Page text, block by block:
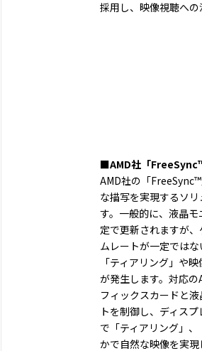
採用し、映像視聴への
■AMD社「
AMD社の「
な描写を実現するソ
す。一般的に、液晶
定で更新されますが
ムレートが一定では
「ティアリング」や
が発生します。対応の
フィックスカードと
トを制御し、ディス
で「ティアリング」
かで自然な映像を実現